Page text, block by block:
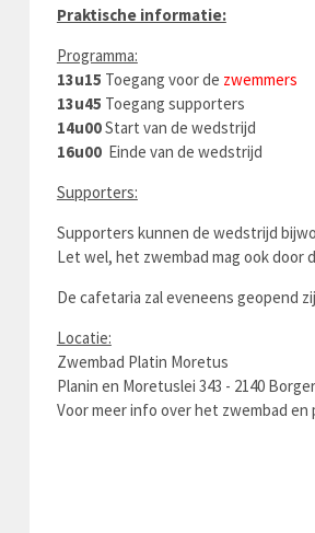
Praktische informatie:
Programma:
13u15 Toegang voor de zwemmers
13u45 Toegang supporters
14u00Start van de wedstrijd
16u00Einde van de wedstrijd
Supporters:
Supporters kunnen de wedstrijd
Let wel, het zwembad mag ook
De cafetaria zal eveneens geopend
Locatie:
Zwembad Platin Moretus
Planin en Moretuslei 343 - 2140
Voor meer info over het zwembad en